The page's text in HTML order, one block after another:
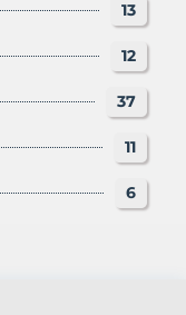
13
12
37
11
6